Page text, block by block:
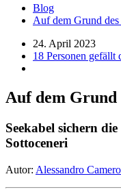
Blog
Auf dem Grund des
24. April 2023
18 Personen gefällt
Auf dem Grund
Seekabel sichern
Sottoceneri
Autor: Alessandro